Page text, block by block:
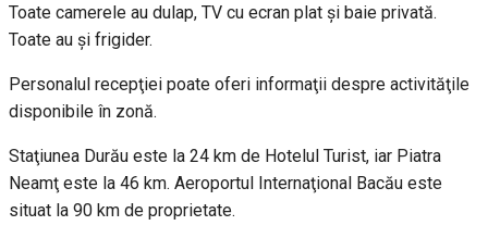
Toate camerele au dulap, TV cu ecran plat şi baie privată.
Toate au şi frigider.
Personalul recepţiei poate oferi informaţii despre activităţile
disponibile în zonă.
Staţiunea Durău este la 24 km de Hotelul Turist, iar Piatra
Neamţ este la 46 km. Aeroportul Internaţional Bacău este
situat la 90 km de proprietate.